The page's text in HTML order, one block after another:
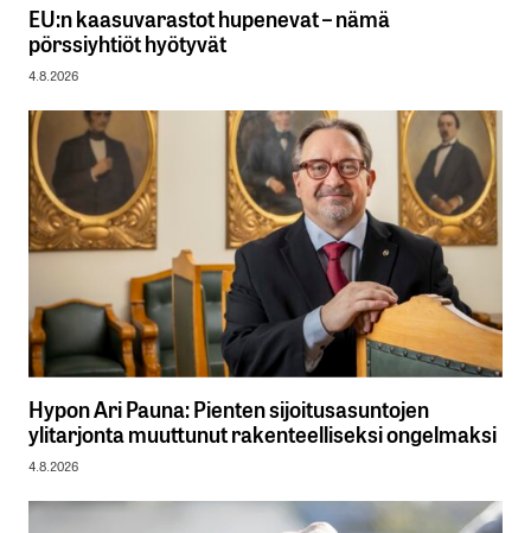
EU:n kaasuvarastot hupenevat – nämä
pörssiyhtiöt hyötyvät
4.8.2026
Hypon Ari Pauna: Pienten sijoitusasuntojen
ylitarjonta muuttunut rakenteelliseksi ongelmaksi
4.8.2026